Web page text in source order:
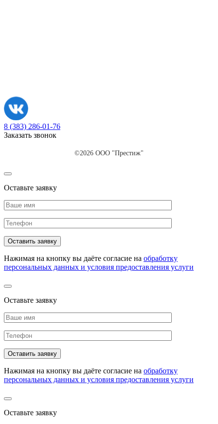
8 (383) 286-01-76
Заказать звонок
©2026 ООО "Престиж"
Оставьте заявку
Нажимая на кнопку вы даёте согласие на обработку
персональных данных и условия предоставления услуги
Оставьте заявку
Нажимая на кнопку вы даёте согласие на обработку
персональных данных и условия предоставления услуги
Оставьте заявку